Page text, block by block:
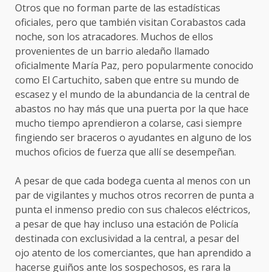
Otros que no forman parte de las estadísticas
oficiales, pero que también visitan Corabastos cada
noche, son los atracadores. Muchos de ellos
provenientes de un barrio aledaño llamado
oficialmente María Paz, pero popularmente conocido
como El Cartuchito, saben que entre su mundo de
escasez y el mundo de la abundancia de la central de
abastos no hay más que una puerta por la que hace
mucho tiempo aprendieron a colarse, casi siempre
fingiendo ser braceros o ayudantes en alguno de los
muchos oficios de fuerza que allí se desempeñan.
A pesar de que cada bodega cuenta al menos con un
par de vigilantes y muchos otros recorren de punta a
punta el inmenso predio con sus chalecos eléctricos,
a pesar de que hay incluso una estación de Policía
destinada con exclusividad a la central, a pesar del
ojo atento de los comerciantes, que han aprendido a
hacerse guiños ante los sospechosos, es rara la